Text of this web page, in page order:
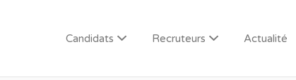
Candidats Recruteurs Actualité